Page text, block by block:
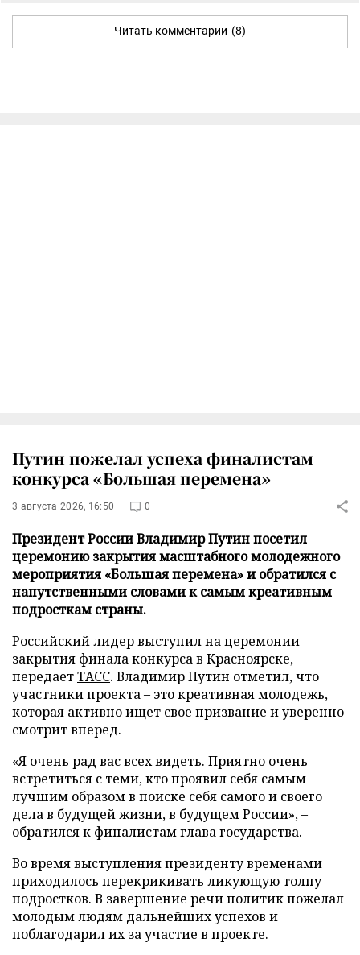
Читать комментарии (8)
Путин пожелал успеха финалистам
конкурса «Большая перемена»
3 августа 2026, 16:50 0
Президент России Владимир Путин посетил
церемонию закрытия масштабного молодежного
мероприятия «Большая перемена» и обратился с
напутственными словами к самым креативным
подросткам страны.
Российский лидер выступил на церемонии
закрытия финала конкурса в Красноярске,
передаетТАСС. Владимир Путин отметил, что
участники проекта – это креативная молодежь,
которая активно ищет свое призвание и уверенно
смотрит вперед.
«Я очень рад вас всех видеть. Приятно очень
встретиться с теми, кто проявил себя самым
лучшим образом в поиске себя самого и своего
дела в будущей жизни, в будущем России», –
обратился к финалистам глава государства.
Во время выступления президенту временами
приходилось перекрикивать ликующую толпу
подростков. В завершение речи политик пожелал
молодым людям дальнейших успехов и
поблагодарил их за участие в проекте.